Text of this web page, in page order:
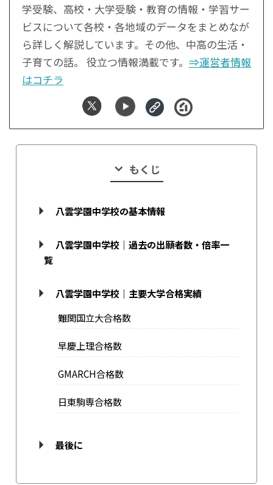
学受験、高校・大学受験・教育の情報・学習サー
ビスについて各校・各地域のデータをまとめなが
ら詳しく解説しています。その他、中高の生活・
子育ての話。 役立つ情報満載です。 ⇒運営者情報
はコチラ
もくじ
八雲学園中学校の基本情報
八雲学園中学校｜過去の出願者数・倍率一
覧
八雲学園中学校｜主要大学合格実績
難関国立大合格数
早慶上理合格数
GMARCH合格数
日東駒専合格数
最後に